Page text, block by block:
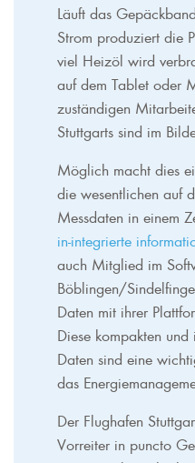
Läuft das
Strom produziert die
viel Heizöl wird
auf dem Tablet oder
zuständigen
Stuttgarts sind im
Möglich macht dies
die wesentlichen auf
Messdaten in einem
in-integrierte
auch Mitglied im
Böblingen/
Daten mit ihrer
Diese kompakten
Daten sind eine
das
Der Flughafen
Vorreiter in puncto